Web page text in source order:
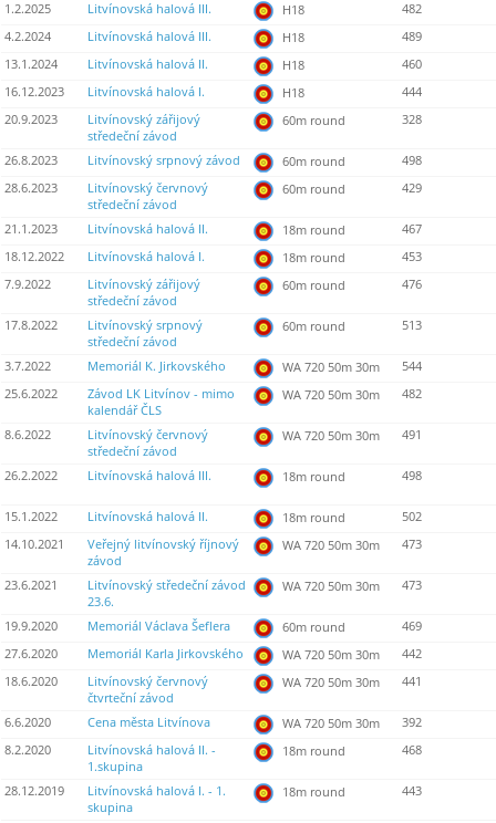
1.2.2025
Litvínovská halová III. H18
482
4.2.2024
Litvínovská halová III. H18
489
13.1.2024
Litvínovská halová II. H18
460
16.12.2023
Litvínovská halová I. H18
444
20.9.2023
Litvínovský zářijový
středeční závod
60m round 328
26.8.2023 Litvínovský srpnový závod 60m round
498
28.6.2023
Litvínovský červnový
středeční závod
60m round 429
21.1.2023 Litvínovská halová II. 18m round
467
18.12.2022
Litvínovská halová I. 18m round
453
7.9.2022
Litvínovský zářijový
středeční závod
60m round 476
17.8.2022
Litvínovský srpnový
středeční závod
60m round 513
3.7.2022 Memoriál K. Jirkovského WA 720 50m 30m
544
25.6.2022
Závod LK Litvínov - mimo
kalendář ČLS
WA 720 50m 30m 482
8.6.2022
Litvínovský červnový
středeční závod
WA 720 50m 30m 491
26.2.2022 Litvínovská halová III. 18m round 498
15.1.2022 Litvínovská halová II. 18m round
502
14.10.2021
Veřejný litvínovský říjnový
závod
WA 720 50m 30m 473
23.6.2021
Litvínovský středeční závod
23.6.
WA 720 50m 30m 473
19.9.2020 Memoriál Václava Šeflera 60m round
469
27.6.2020
Memoriál Karla Jirkovského WA 720 50m 30m
442
18.6.2020
Litvínovský červnový
čtvrteční závod
WA 720 50m 30m 441
6.6.2020 Cena města Litvínova WA 720 50m 30m
392
8.2.2020
Litvínovská halová II. -
1.skupina
18m round 468
28.12.2019
Litvínovská halová I. - 1.
skupina
18m round 443